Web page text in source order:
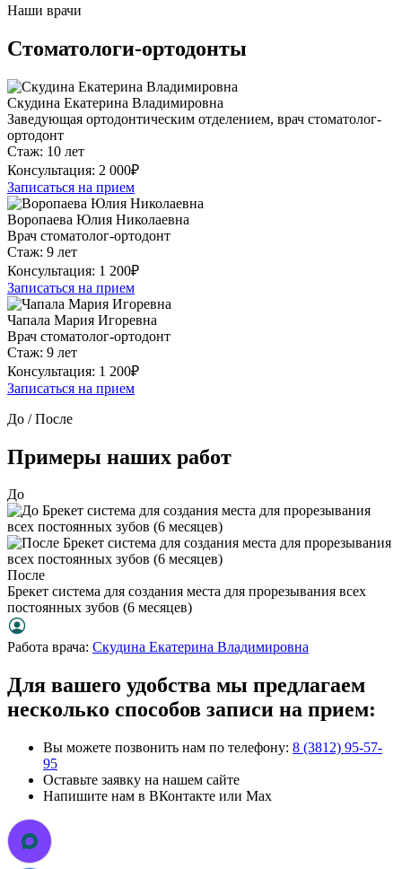
Наши врачи
Стоматологи-ортодонты
Скудина Екатерина Владимировна
Заведующая ортодонтическим отделением, врач стоматолог-
ортодонт
Стаж: 10 лет
Консультация: 2 000₽
Записаться на прием
Воропаева Юлия Николаевна
Врач стоматолог-ортодонт
Стаж: 9 лет
Консультация: 1 200₽
Записаться на прием
Чапала Мария Игоревна
Врач стоматолог-ортодонт
Стаж: 9 лет
Консультация: 1 200₽
Записаться на прием
До / После
Примеры наших работ
До
После
Брекет система для создания места для прорезывания всех
постоянных зубов (6 месяцев)
Работа врача: Скудина Екатерина Владимировна
Для вашего удобства мы предлагаем
несколько способов записи на прием:
Вы можете позвонить нам по телефону: 8 (3812) 95-57-
95
Оставьте заявку на нашем сайте
Напишите нам в ВКонтакте или Max